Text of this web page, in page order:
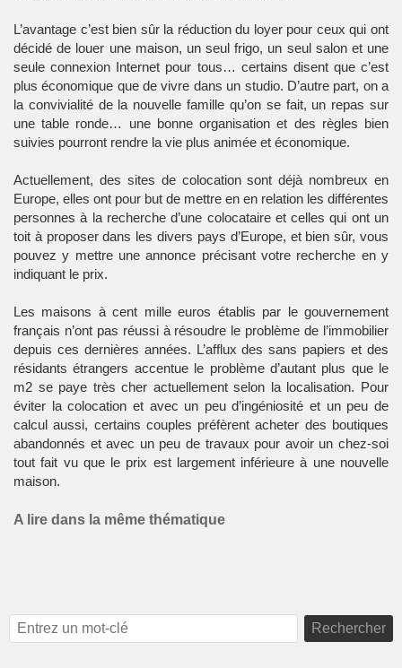
L’avantage c’est bien sûr la réduction du loyer pour ceux qui ont
décidé de louer une maison, un seul frigo, un seul salon et une
seule connexion Internet pour tous… certains disent que c’est
plus économique que de vivre dans un studio. D’autre part, on a
la convivialité de la nouvelle famille qu’on se fait, un repas sur
une table ronde… une bonne organisation et des règles bien
suivies pourront rendre la vie plus animée et économique.
Actuellement, des sites de colocation sont déjà nombreux en
Europe, elles ont pour but de mettre en en relation les différentes
personnes à la recherche d’une colocataire et celles qui ont un
toit à proposer dans les divers pays d’Europe, et bien sûr, vous
pouvez y mettre une annonce précisant votre recherche en y
indiquant le prix.
Les maisons à cent mille euros établis par le gouvernement
français n’ont pas réussi à résoudre le problème de l’immobilier
depuis ces dernières années. L’afflux des sans papiers et des
résidants étrangers accentue le problème d’autant plus que le
m2 se paye très cher actuellement selon la localisation. Pour
éviter la colocation et avec un peu d’ingéniosité et un peu de
calcul aussi, certains couples préfèrent acheter des boutiques
abandonnés et avec un peu de travaux pour avoir un chez-soi
tout fait vu que le prix est largement inférieure à une nouvelle
maison.
A lire dans la même thématique
Rechercher